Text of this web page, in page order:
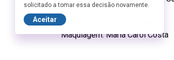
Efeitos sonoros: DJ KZUK
Maquiagem: Maria Carol Costa
solicitado a tomar essa decisão novamente.
Aceitar